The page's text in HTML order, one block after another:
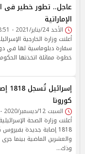
عاجل.. تطور خطير فى
الإماراتية
الأحد 24/يناير/2021 - 08:51 م
أعلنت وزارة الخارجية
سفارة دبلوماسية لها في
خطوة مماثلة اتخذتها
كورونا
السبت 12/ديسمبر/2020 - 07:26 م
أعلنت وزارة الصحة
1818 إصابة جديدة
وذك…